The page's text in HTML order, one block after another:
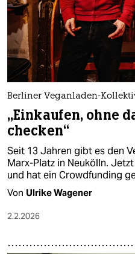
Berliner Veganladen-
„Einkaufen, ohne
checken“
Seit 13 Jahren gibt es den
Marx-Platz in Neukölln.
und hat ein Crowdfunding
Von Ulrike Wagener
2.2.2026